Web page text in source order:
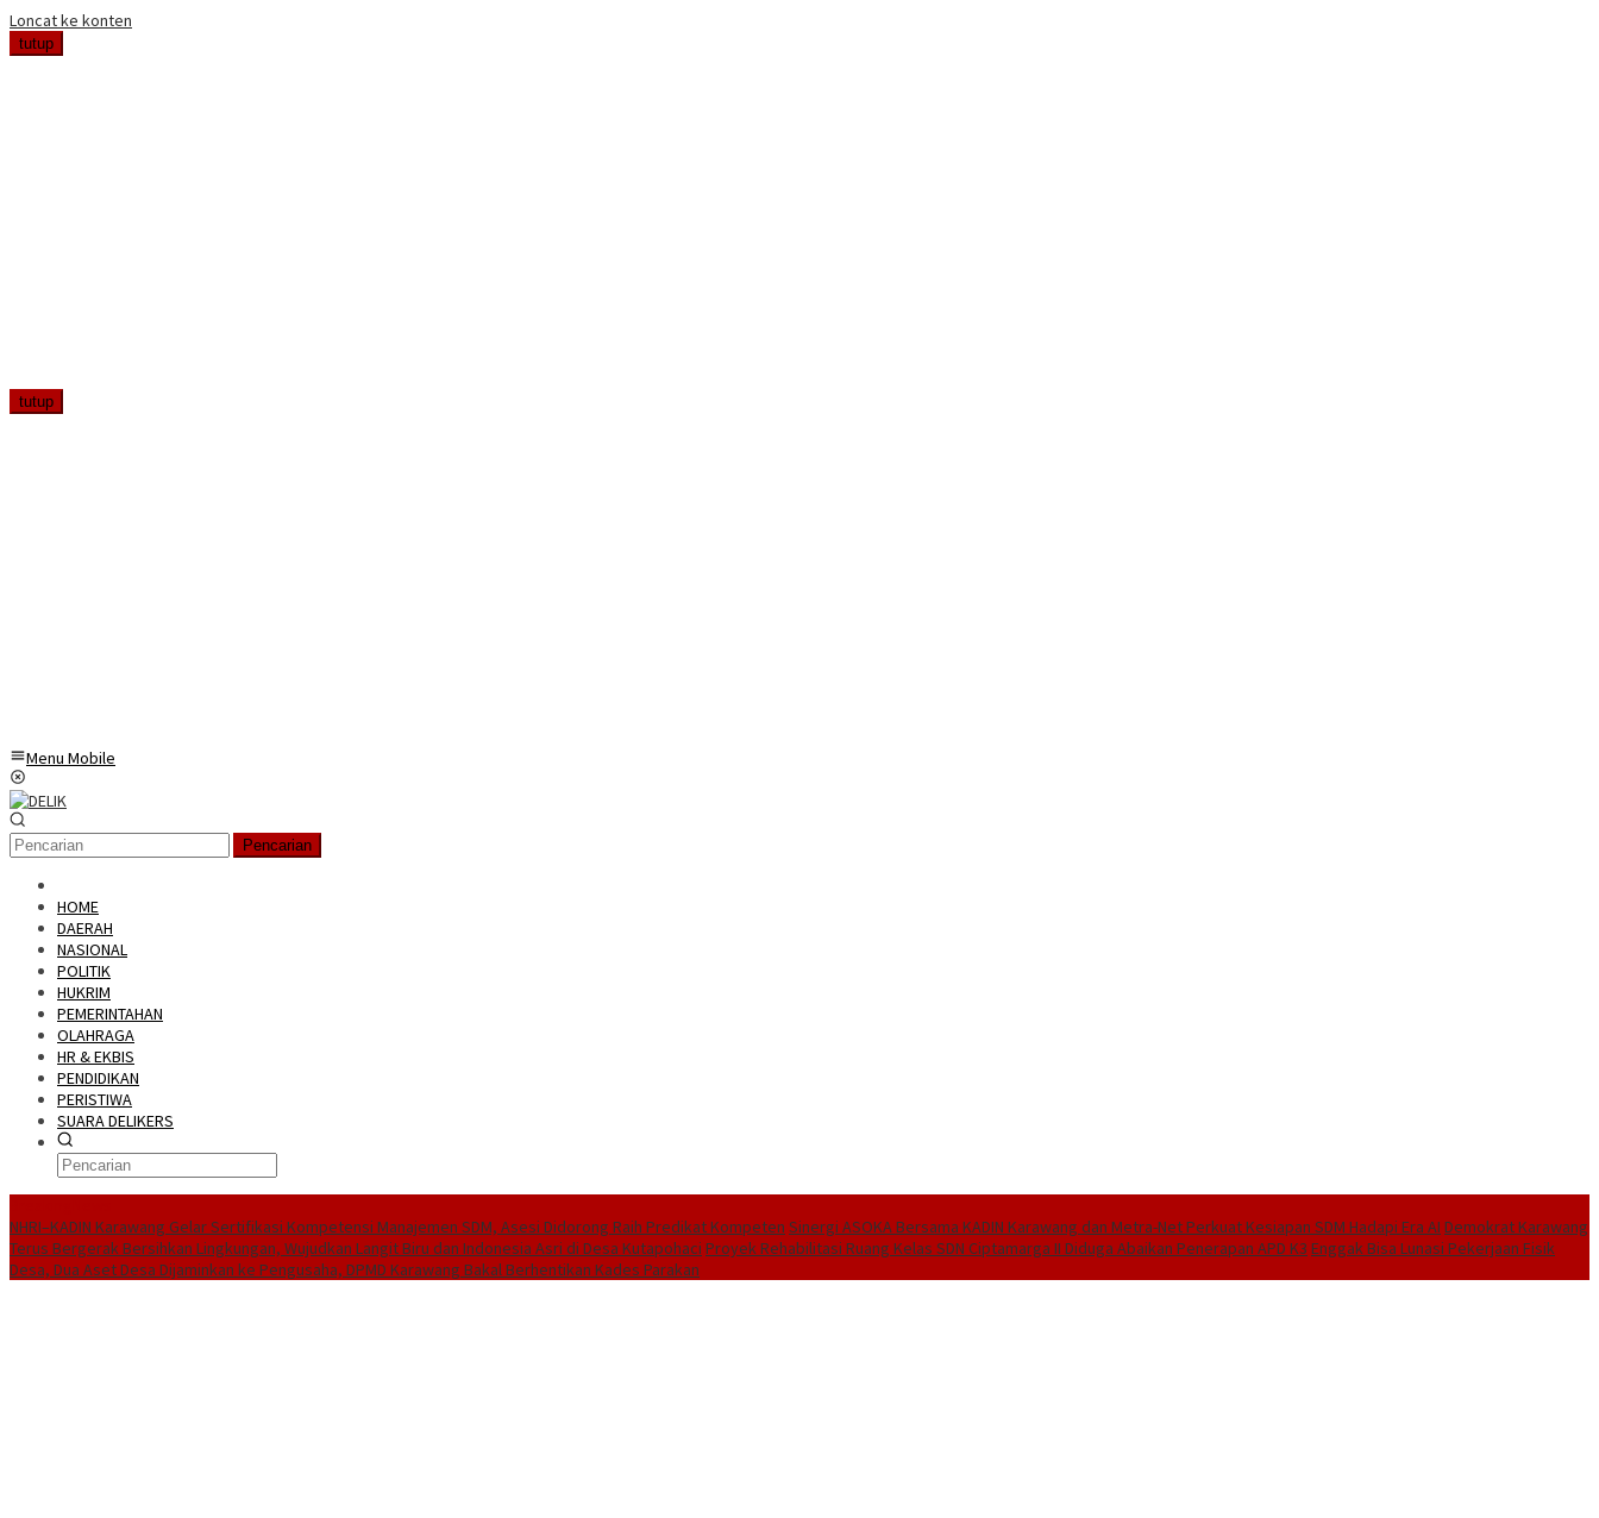
Loncat ke konten
tutup
tutup
Menu Mobile
Pencarian
HOME
DAERAH
NASIONAL
POLITIK
HUKRIM
PEMERINTAHAN
OLAHRAGA
HR & EKBIS
PENDIDIKAN
PERISTIWA
SUARA DELIKERS
NHRI–KADIN Karawang Gelar Sertifikasi Kompetensi Manajemen SDM, Asesi Didorong Raih Predikat Kompeten Sinergi ASOKA Bersama KADIN Karawang dan Metra-Net Perkuat Kesiapan SDM Hadapi Era AI Demokrat Karawang
Terus Bergerak Bersihkan Lingkungan, Wujudkan Langit Biru dan Indonesia Asri di Desa Kutapohaci Proyek Rehabilitasi Ruang Kelas SDN Ciptamarga II Diduga Abaikan Penerapan APD K3 Enggak Bisa Lunasi Pekerjaan Fisik
Desa, Dua Aset Desa Dijaminkan ke Pengusaha, DPMD Karawang Bakal Berhentikan Kades Parakan